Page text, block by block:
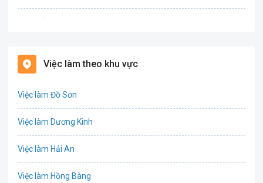
Biên phiên dịch
Việc làm theo khu vực
Việc làm Đồ Sơn
Việc làm Dương Kinh
Việc làm Hải An
Việc làm Hồng Bàng